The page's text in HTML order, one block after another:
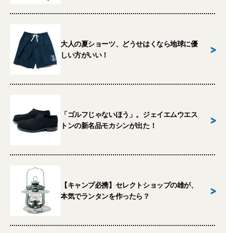
大人の夏ショーツ、どうせはくなら地球に優
しい方がいい！
>
「ゴルフじゃないほう」。ジェイエムウエス
トンの新名品モカシンが出た！
>
【キャンプ必携】セレクトショップの雄が、
本気でランタンを作ったら？
>